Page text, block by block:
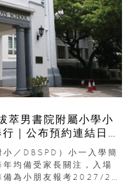
萃男書院附屬小學小
｜公布預約連結日期
／DBSPD）小一入學簡
均備受家長關注，入場
備為小朋友報考2027/28